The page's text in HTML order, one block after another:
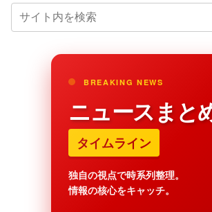
BREAKING NEWS
ニュースまと
タイムライン
独自の視点で時系列整理。
情報の核心をキャッチ。